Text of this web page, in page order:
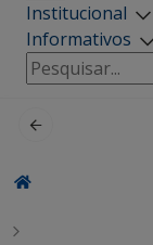
Institucional
Informativos
Pesquisar
por: